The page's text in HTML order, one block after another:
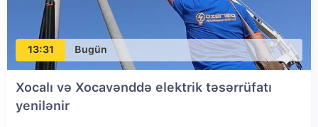
13:31 Bugün
Xocalı və Xocavənddə elektrik təsərrüfatı
yenilənir